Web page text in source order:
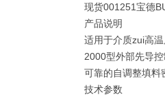
现货001251宝德
产品说明
适用于介质zui高
2000型外部先导
可靠的自调整填料
技术参数